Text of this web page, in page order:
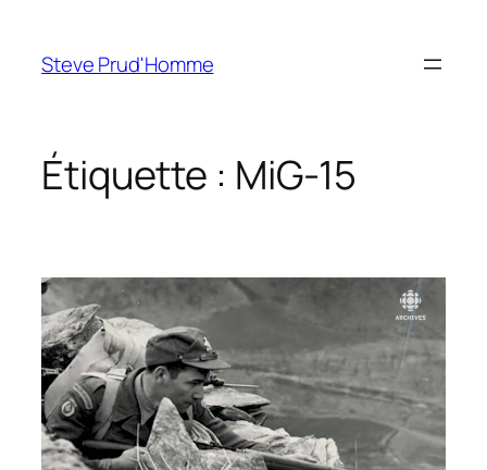
contenu
Steve Prud'Homme
Étiquette : MiG-15